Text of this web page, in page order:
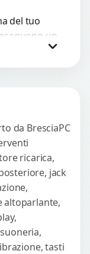
del tuo
un
da BresciaPC
ricarica,
jack
altoparlante,
tasti